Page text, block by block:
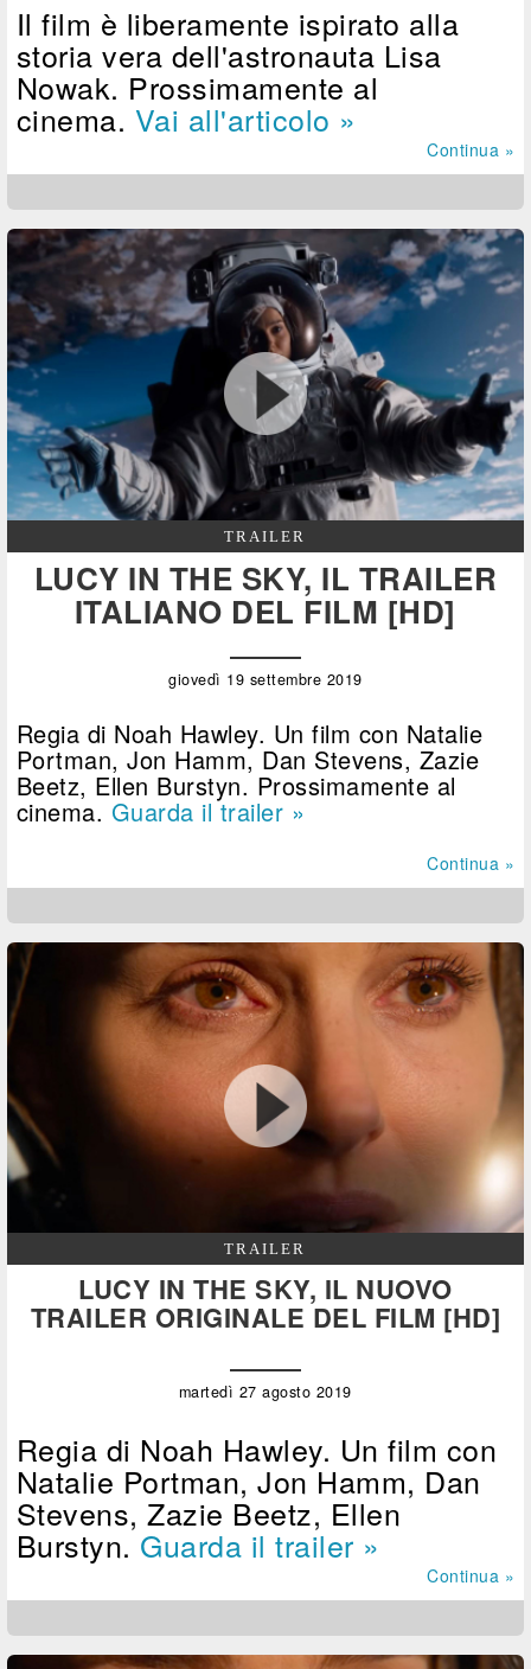
Il film è liberamente ispirato alla
storia vera dell'astronauta Lisa
Nowak. Prossimamente al
cinema. Vai all'articolo »
Continua »
TRAILER
LUCY IN THE SKY, IL TRAILER
ITALIANO DEL FILM [HD]
giovedì 19 settembre 2019
Regia di Noah Hawley. Un film con Natalie
Portman, Jon Hamm, Dan Stevens, Zazie
Beetz, Ellen Burstyn. Prossimamente al
cinema. Guarda il trailer »
Continua »
TRAILER
LUCY IN THE SKY, IL NUOVO
TRAILER ORIGINALE DEL FILM [HD]
martedì 27 agosto 2019
Regia di Noah Hawley. Un film con
Natalie Portman, Jon Hamm, Dan
Stevens, Zazie Beetz, Ellen
Burstyn.Guarda il trailer »
Continua »